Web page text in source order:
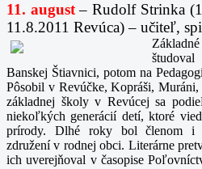
11. august – Rudolf Strinka
11.8.2011 Revúca) – učiteľ,
Banskej Štiavnici, potom na
Pôsobil v Revúčke, Kopráši,
základnej školy v Revúcej sa
niekoľkých generácií detí, ktoré
prírody. Dlhé roky bol členom i
združení v rodnej obci. Literárne
ich uverejňoval v časopise